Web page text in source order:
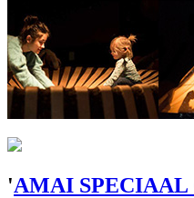
'AMAI SPECIAAL